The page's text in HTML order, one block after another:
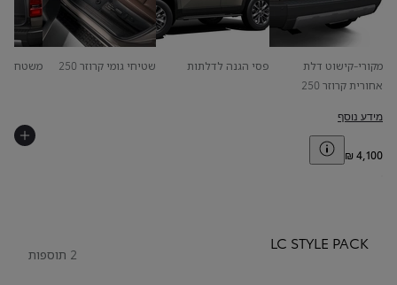
מקורי-קישוט דלת
אחורית קרוזר 250
פסי הגנה לדלתות שטיחי גומי קרוזר 250 משטח
מידע נוסף
LC STYLE PACK
2 תוספות